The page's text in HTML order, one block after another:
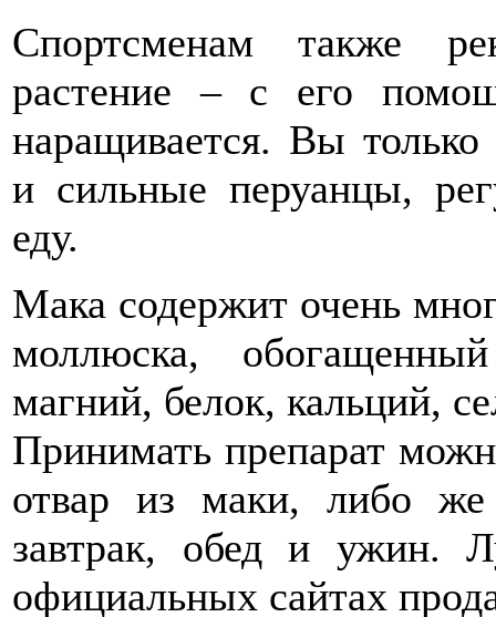
Спортсменам также
растение – с его
наращивается. Вы
и сильные перуанцы,
еду.
Мака содержит очень
моллюска,
магний, белок, кальций,
Принимать препарат
отвар из маки, либо
завтрак, обед и ужин.
официальных сайтах